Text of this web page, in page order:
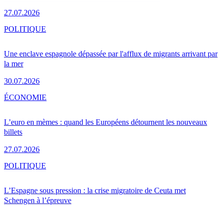
27.07.2026
Une enclave espagnole dépassée par l'afflux de migrants arrivant par
la mer
30.07.2026
POLITIQUE
L’euro en mèmes : quand les Européens détournent les nouveaux
billets
27.07.2026
ÉCONOMIE
L’Espagne sous pression : la crise migratoire de Ceuta met
Schengen à l’épreuve
POLITIQUE